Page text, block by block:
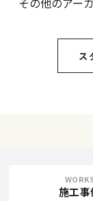
ス
施工事